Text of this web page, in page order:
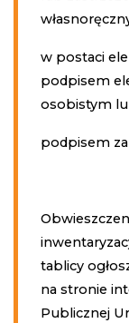
w postaci
podpisem
osobistym
podpisem
tablicy
na stronie
Publicznej